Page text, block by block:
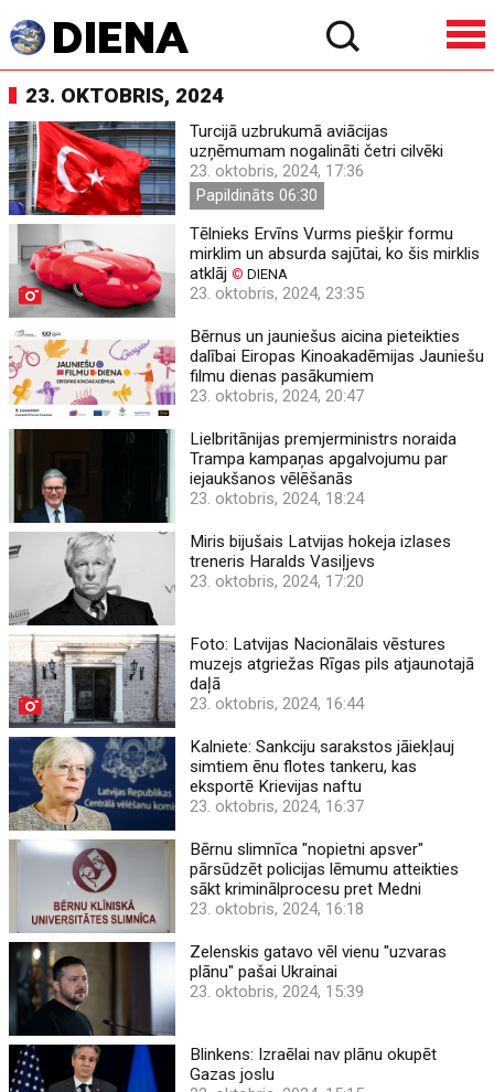
23. OKTOBRIS, 2024
Turcijā uzbrukumā aviācijas
uzņēmumam nogalināti četri cilvēki
23. oktobris, 2024, 17:36
Papildināts 06:30
Tēlnieks Ervīns Vurms piešķir formu
mirklim un absurda sajūtai, ko šis mirklis
atklāj© DIENA
23. oktobris, 2024, 23:35
Bērnus un jauniešus aicina pieteikties
dalībai Eiropas Kinoakadēmijas Jauniešu
filmu dienas pasākumiem
23. oktobris, 2024, 20:47
Lielbritānijas premjerministrs noraida
Trampa kampaņas apgalvojumu par
iejaukšanos vēlēšanās
23. oktobris, 2024, 18:24
Miris bijušais Latvijas hokeja izlases
treneris Haralds Vasiļjevs
23. oktobris, 2024, 17:20
Foto: Latvijas Nacionālais vēstures
muzejs atgriežas Rīgas pils atjaunotajā
daļā
23. oktobris, 2024, 16:44
Kalniete: Sankciju sarakstos jāiekļauj
simtiem ēnu flotes tankeru, kas
eksportē Krievijas naftu
23. oktobris, 2024, 16:37
Bērnu slimnīca "nopietni apsver"
pārsūdzēt policijas lēmumu atteikties
sākt kriminālprocesu pret Medni
23. oktobris, 2024, 16:18
Zelenskis gatavo vēl vienu "uzvaras
plānu" pašai Ukrainai
23. oktobris, 2024, 15:39
Blinkens: Izraēlai nav plānu okupēt
Gazas joslu